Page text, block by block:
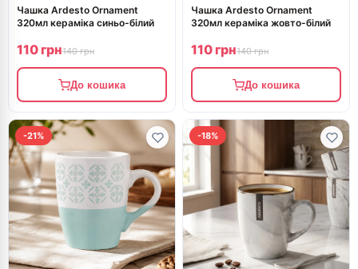
Чашка Ardesto Ornament
320мл кераміка синьо-білий
110 грн140 грн
До кошика
Чашка Ardesto Ornament
320мл кераміка жовто-білий
110 грн140 грн
До кошика
-21% -18%